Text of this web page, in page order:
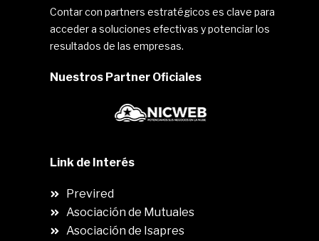
Contar con partners estratégicos es clave para
acceder a soluciones efectivas y potenciar los
resultados de las empresas.
Nuestros Partner Oficiales
Link de Interés
Previred
Asociación de Mutuales
Asociación de Isapres